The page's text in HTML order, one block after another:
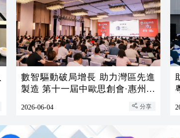
數智驅動破局增長 助力灣區先進
製造 第十一屆中歐思創會·惠州站
2026-06-04 分享